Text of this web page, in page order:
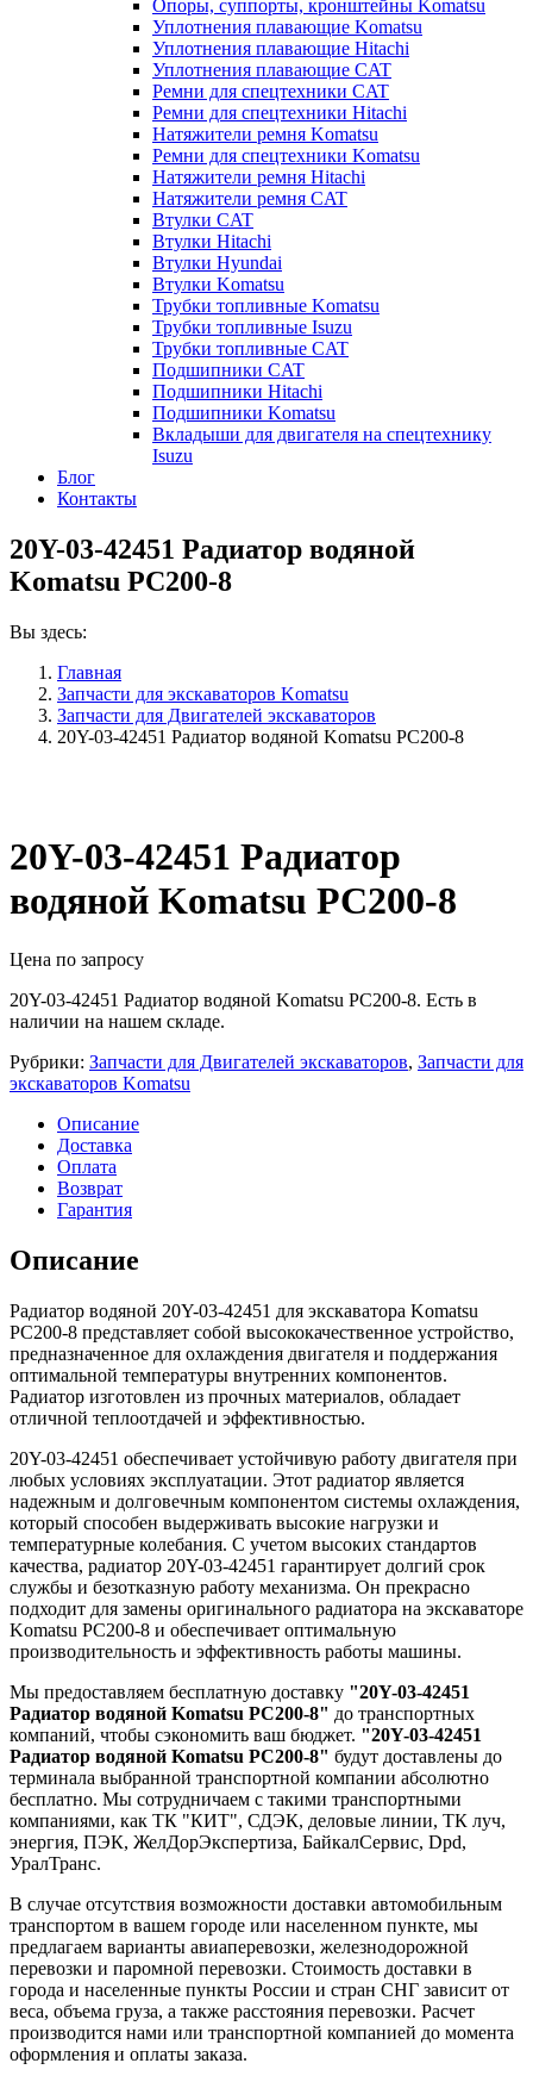
Опоры, суппорты, кронштейны Komatsu
Уплотнения плавающие Komatsu
Уплотнения плавающие Hitachi
Уплотнения плавающие CAT
Ремни для спецтехники CAT
Ремни для спецтехники Hitachi
Натяжители ремня Komatsu
Ремни для спецтехники Komatsu
Натяжители ремня Hitachi
Натяжители ремня CAT
Втулки CAT
Втулки Hitachi
Втулки Hyundai
Втулки Komatsu
Трубки топливные Komatsu
Трубки топливные Isuzu
Трубки топливные CAT
Подшипники CAT
Подшипники Hitachi
Подшипники Komatsu
Вкладыши для двигателя на спецтехнику
Isuzu
Блог
Контакты
20Y-03-42451 Радиатор водяной
Komatsu PC200-8
Вы здесь:
Главная
Запчасти для экскаваторов Komatsu
Запчасти для Двигателей экскаваторов
20Y-03-42451 Радиатор водяной Komatsu PC200-8
20Y-03-42451 Радиатор
водяной Komatsu PC200-8
Цена по запросу
20Y-03-42451 Радиатор водяной Komatsu PC200-8. Есть в
наличии на нашем складе.
Рубрики: Запчасти для Двигателей экскаваторов, Запчасти для
экскаваторов Komatsu
Описание
Доставка
Оплата
Возврат
Гарантия
Описание
Радиатор водяной 20Y-03-42451 для экскаватора Komatsu
PC200-8 представляет собой высококачественное устройство,
предназначенное для охлаждения двигателя и поддержания
оптимальной температуры внутренних компонентов.
Радиатор изготовлен из прочных материалов, обладает
отличной теплоотдачей и эффективностью.
20Y-03-42451 обеспечивает устойчивую работу двигателя при
любых условиях эксплуатации. Этот радиатор является
надежным и долговечным компонентом системы охлаждения,
который способен выдерживать высокие нагрузки и
температурные колебания. С учетом высоких стандартов
качества, радиатор 20Y-03-42451 гарантирует долгий срок
службы и безотказную работу механизма. Он прекрасно
подходит для замены оригинального радиатора на экскаваторе
Komatsu PC200-8 и обеспечивает оптимальную
производительность и эффективность работы машины.
Мы предоставляем бесплатную доставку "20Y-03-42451
Радиатор водяной Komatsu PC200-8" до транспортных
компаний, чтобы сэкономить ваш бюджет. "20Y-03-42451
Радиатор водяной Komatsu PC200-8" будут доставлены до
терминала выбранной транспортной компании абсолютно
бесплатно. Мы сотрудничаем с такими транспортными
компаниями, как ТК "КИТ", СДЭК, деловые линии, ТК луч,
энергия, ПЭК, ЖелДорЭкспертиза, БайкалСервис, Dpd,
УралТранс.
В случае отсутствия возможности доставки автомобильным
транспортом в вашем городе или населенном пункте, мы
предлагаем варианты авиаперевозки, железнодорожной
перевозки и паромной перевозки. Стоимость доставки в
города и населенные пункты России и стран СНГ зависит от
веса, объема груза, а также расстояния перевозки. Расчет
производится нами или транспортной компанией до момента
оформления и оплаты заказа.